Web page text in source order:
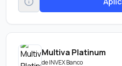
Multiva Platinum
deINVEX Banco